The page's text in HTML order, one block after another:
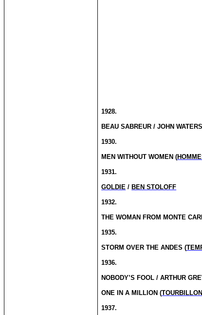
1928.
BEAU SABREUR / JOHN WATERS
1930.
MEN WITHOUT WOMEN (
1931.
GOLDIE / BEN STOLOFF
1932.
THE WOMAN FROM MONTE
1935.
STORM OVER THE ANDES (
1936.
NOBODY’S FOOL / ARTHUR
ONE IN A MILLION (
1937.